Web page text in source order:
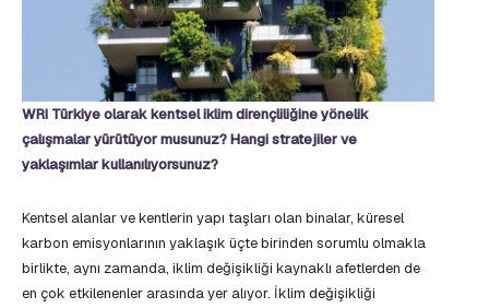
WRI Türkiye olarak kentsel iklim dirençliliğine yönelik
çalışmalar yürütüyor musunuz? Hangi stratejiler ve
yaklaşımlar kullanılıyorsunuz?
Kentsel alanlar ve kentlerin yapı taşları olan binalar, küresel
karbon emisyonlarının yaklaşık üçte birinden sorumlu olmakla
birlikte, aynı zamanda, iklim değişikliği kaynaklı afetlerden de
en çok etkilenenler arasında yer alıyor. İklim değişikliği